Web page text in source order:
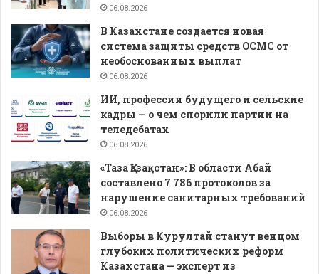
06.08.2026
В Казахстане создается новая
система защиты средств ОСМС от
необоснованных выплат
06.08.2026
ИИ, профессии будущего и сельские
кадры — о чем спорили партии на
теледебатах
06.08.2026
«Таза Қазақстан»: В области Абай
составлено 7 786 протоколов за
нарушение санитарных требований
06.08.2026
Выборы в Курултай станут венцом
глубоких политических реформ
Казахстана — эксперт из